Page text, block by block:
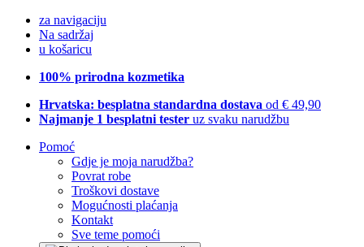
za navigaciju
Na sadržaj
u košaricu
100% prirodna kozmetika
Hrvatska: besplatna standardna dostava od € 49,90
Najmanje 1 besplatni tester uz svaku narudžbu
Pomoć
Gdje je moja narudžba?
Povrat robe
Troškovi dostave
Mogućnosti plaćanja
Kontakt
Sve teme pomoći